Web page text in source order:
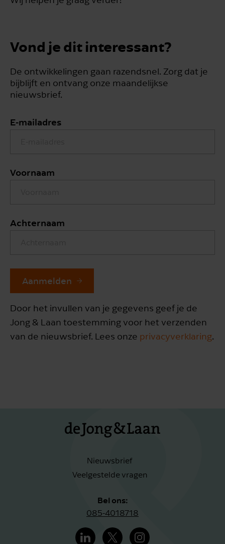
Vond je dit interessant?
De ontwikkelingen gaan razendsnel. Zorg dat je
bijblijft en ontvang onze maandelijkse
nieuwsbrief.
E-mailadres
Voornaam
Achternaam
Aanmelden
Door het invullen van je gegevens geef je de
Jong & Laan toestemming voor het verzenden
van de nieuwsbrief. Lees onze privacyverklaring.
Nieuwsbrief
Veelgestelde vragen
Bel ons:
085-4018718